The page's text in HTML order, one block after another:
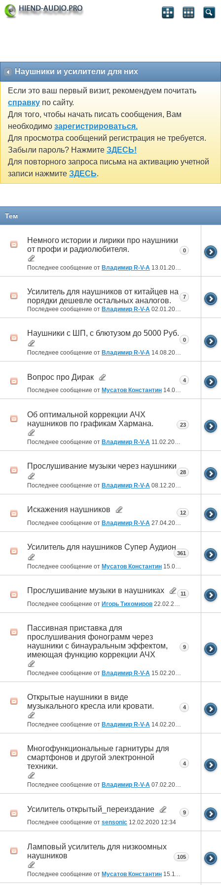
Наушники и усилители для них
Если это ваш первый визит, рекомендуем почитать
справку по сайту.
Для того, чтобы начать писать сообщения, Вам
необходимо зарегистрироваться.
Для просмотра сообщений регистрация не требуется.
Забыли пароль? Нажмите ЗДЕСЬ!
Для повторного запроса письма на активацию учетной
записи нажмите ЗДЕСЬ.
Тем
Немного истории и лирики про наушники
от профи и радиолюбителя.
Последнее сообщение от Владимир R-V-A 13.01.2025
0
Усилитель для наушников от китайцев на
порядки дешевле остальных аналогов.
Последнее сообщение от Владимир R-V-A 02.01.2025
7
Наушники с ШП, с блютузом до 5000 Руб.
Последнее сообщение от Владимир R-V-A 14.08.2024
0
Вопрос про Дирак
Последнее сообщение от Мусатов Константин 14.07.2024 18:18
4
Об оптимальной коррекции АЧХ
наушников по графикам Хармана.
Последнее сообщение от Владимир R-V-A 11.02.2024
23
Прослушивание музыки через наушники
Последнее сообщение от Владимир R-V-A 08.12.2023
28
Искажения наушников
Последнее сообщение от Владимир R-V-A 27.04.2023
12
Усилитель для наушников Супер Аудион
Последнее сообщение от Мусатов Константин 15.09.2022
361
Прослушивание музыки в наушниках
Последнее сообщение от Игорь Тихомиров 22.02.2022
11
Пассивная приставка для
прослушивания фонограмм через
наушники с бинауральным эффектом,
имеющая функцию коррекции АЧХ
Последнее сообщение от Владимир R-V-A 15.02.2022
9
Открытые наушники в виде
музыкального кресла или кровати.
Последнее сообщение от Владимир R-V-A 14.02.2021
4
Многофункциональные гарнитуры для
смартфонов и другой электронной
техники.
Последнее сообщение от Владимир R-V-A 07.02.2021
4
Усилитель открытый_переиздание
Последнее сообщение от sensonic 12.02.2020 12:34
9
Ламповый усилитель для низкоомных
наушников
Последнее сообщение от Мусатов Константин 15.11.2018
105